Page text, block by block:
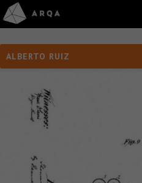
ALBERTO RUIZ